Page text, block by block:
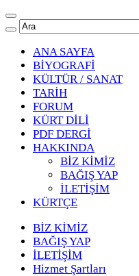
ANA SAYFA
BİYOGRAFİ
KÜLTÜR / SANAT
TARİH
FORUM
KÜRT DİLİ
PDF DERGİ
HAKKINDA
BİZ KİMİZ
BAĞIŞ YAP
İLETİŞİM
KÜRTÇE
BİZ KİMİZ
BAĞIŞ YAP
İLETİŞİM
Hizmet Şartları